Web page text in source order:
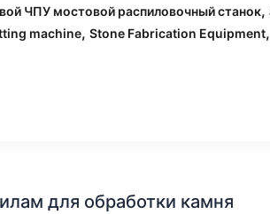
ЧПУ мостовой распиловочный станок,
machine, Stone Fabrication Equipment,
для обработки камня